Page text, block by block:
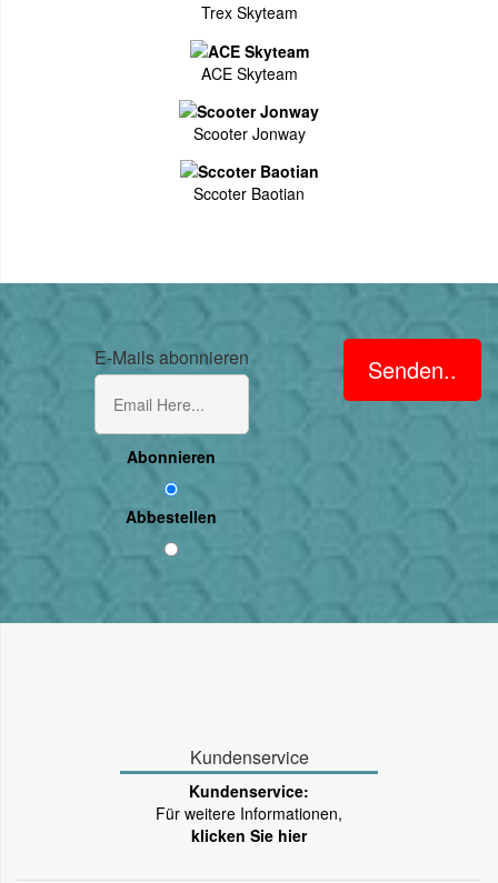
Trex Skyteam
ACE Skyteam
Scooter Jonway
Sccoter Baotian
E-Mails abonnieren
Abonnieren
Abbestellen
Senden..
Kundenservice
Kundenservice:
Für weitere Informationen,
klicken Sie hier